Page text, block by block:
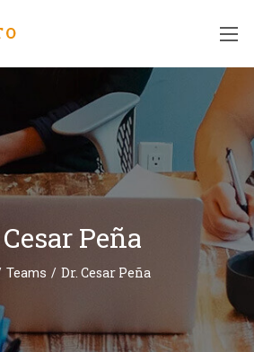
Peña
Teams / Dr. Cesar Peña